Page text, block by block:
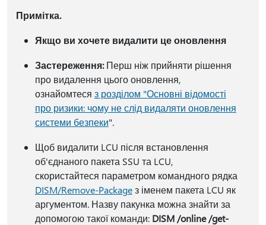
Примітка.
Якщо ви хочете видалити це оновлення
Застереження:Перш ніж прийняти рішення
про видалення цього оновлення,
ознайомтеся з розділом "Основні відомості
про ризики: чому не слід видаляти оновлення
системи безпеки".
Щоб видалити LCU після встановлення
об'єднаного пакета SSU та LCU,
скористайтеся параметром командного рядка
DISM/Remove-Packageз іменем пакета LCU як
аргументом. Назву пакунка можна знайти за
допомогою такої команди: DISM /online /get-